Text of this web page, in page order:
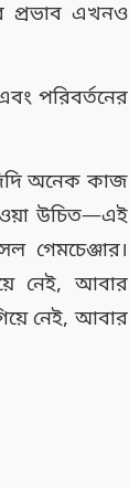
প্রভাব এখনও
পরিবর্তনের
অনেক কাজ
উচিত—এই
গেমচেঞ্জার।
নেই, আবার
নেই, আবার